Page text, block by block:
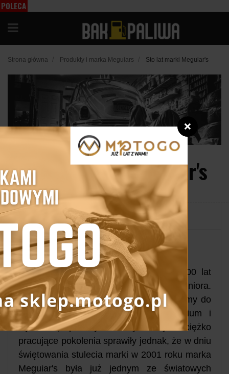
POLECA
Strona główna / Produkty i marka Meguiars / Sto lat marki Meguiar's
Sto lat marki Meguiar's
17 listopada 2016
Firma Meguiar's
Historia marki Meguiar's zaczęła się 100 lat
temu za sprawą Franka Meguiara juniora.
Początki były skromne, ponieważ mieliśmy do
czynienia tylko z niewielkim laboratorium i
wytwórnią politury. Cztery kolejne ciężko
pracujące pokolenia sprawiły jednak, że w dniu
świętowania stulecia marki w 2001 roku marka
Meguiar's była już jednym ze światowych
❌